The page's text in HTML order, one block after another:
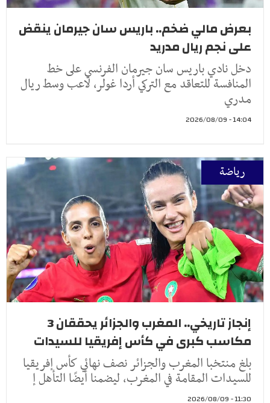
بعرض مالي ضخم.. باريس سان جيرمان ينقض
على نجم ريال مدريد
دخل نادي باريس سان جيرمان الفرنسي على خط
المنافسة للتعاقد مع التركي أردا غولر، لاعب وسط ريال
مدري
14:04 - 2026/08/09
رياضة
إنجاز تاريخي.. المغرب والجزائر يحققان 3
مكاسب كبرى في كأس إفريقيا للسيدات
بلغ منتخبا المغرب والجزائر نصف نهائي كأس إفريقيا
للسيدات المقامة في المغرب، ليضمنا أيضًا التأهل إ
11:30 - 2026/08/09